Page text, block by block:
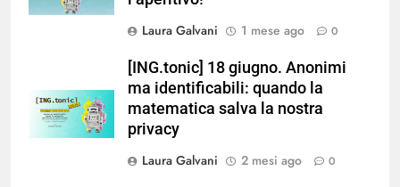
Laura Galvani
1 mese ago 0
[ING.tonic] 18 giugno. Anonimi
ma identificabili: quando la
matematica salva la nostra
privacy
Laura Galvani
2 mesi ago 0